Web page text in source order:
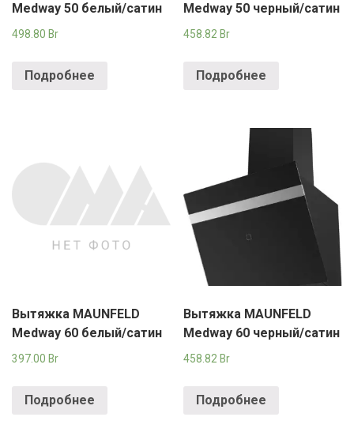
Medway 50 белый/сатин
498.80 Br
Подробнее
Medway 50 черный/сатин
458.82 Br
Подробнее
Вытяжка MAUNFELD
Medway 60 белый/сатин
397.00 Br
Подробнее
Вытяжка MAUNFELD
Medway 60 черный/сатин
458.82 Br
Подробнее